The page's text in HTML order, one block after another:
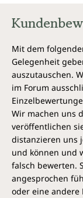
Mit dem
Gelegenheit
auszutauschen.
im Forum
Wir machen uns
veröffentlichen
distanzieren uns
und können und
falsch bewerten.
angesprochen
oder eine andere